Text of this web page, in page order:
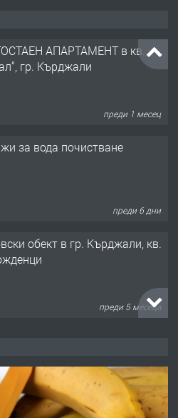
АПАРТАМЕНТ в кв.
гр. Кърджали
преди 1 месец
за вода почистване
преди 6 дни
обект в гр. Кърджали, кв.
преди 5 месеца
преди 6 месеца